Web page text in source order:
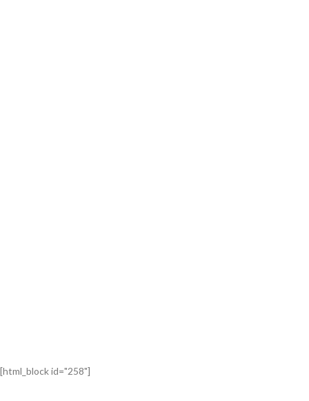
[html_block id="258"]